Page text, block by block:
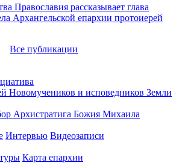
Православия рассказывает глава
Архангельской епархии протоиерей
Все публикации
Интервью Видеозаписи
Карта епархии